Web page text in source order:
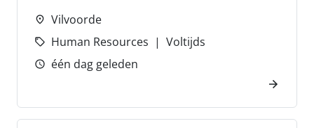
Vilvoorde
Human Resources
Voltijds
één dag geleden